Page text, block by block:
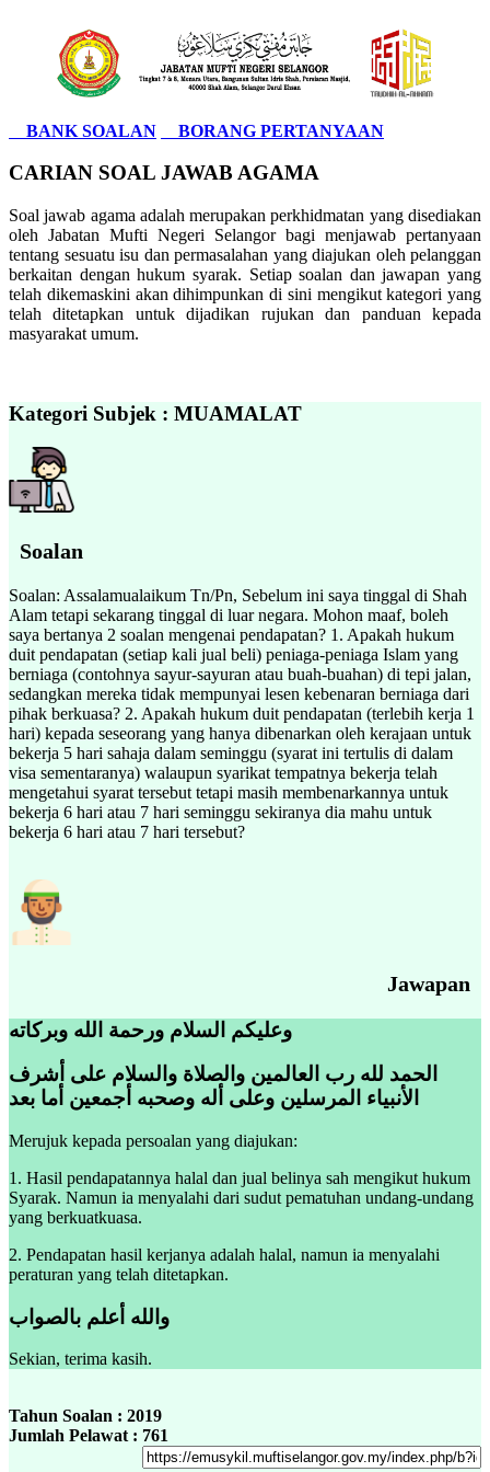
BANK SOALAN BORANG PERTANYAAN
CARIAN SOAL JAWAB AGAMA
Soal jawab agama adalah merupakan perkhidmatan yang disediakan
oleh Jabatan Mufti Negeri Selangor bagi menjawab pertanyaan
tentang sesuatu isu dan permasalahan yang diajukan oleh pelanggan
berkaitan dengan hukum syarak. Setiap soalan dan jawapan yang
telah dikemaskini akan dihimpunkan di sini mengikut kategori yang
telah ditetapkan untuk dijadikan rujukan dan panduan kepada
masyarakat umum.
Kategori Subjek : MUAMALAT
Soalan
Soalan: Assalamualaikum Tn/Pn, Sebelum ini saya tinggal di Shah
Alam tetapi sekarang tinggal di luar negara. Mohon maaf, boleh
saya bertanya 2 soalan mengenai pendapatan? 1. Apakah hukum
duit pendapatan (setiap kali jual beli) peniaga-peniaga Islam yang
berniaga (contohnya sayur-sayuran atau buah-buahan) di tepi jalan,
sedangkan mereka tidak mempunyai lesen kebenaran berniaga dari
pihak berkuasa? 2. Apakah hukum duit pendapatan (terlebih kerja 1
hari) kepada seseorang yang hanya dibenarkan oleh kerajaan untuk
bekerja 5 hari sahaja dalam seminggu (syarat ini tertulis di dalam
visa sementaranya) walaupun syarikat tempatnya bekerja telah
mengetahui syarat tersebut tetapi masih membenarkannya untuk
bekerja 6 hari atau 7 hari seminggu sekiranya dia mahu untuk
bekerja 6 hari atau 7 hari tersebut?
Jawapan
الحمد لله رب العالمين والصلاة والسلام على أشرف
الأنبياء المرسلين وعلى أله وصحبه أجمعين أما بعد
Merujuk kepada persoalan yang diajukan:
1. Hasil pendapatannya halal dan jual belinya sah mengikut hukum
Syarak. Namun ia menyalahi dari sudut pematuhan undang-undang
yang berkuatkuasa.
2. Pendapatan hasil kerjanya adalah halal, namun ia menyalahi
peraturan yang telah ditetapkan.
والله أعلم بالصواب
Sekian, terima kasih.
Tahun Soalan : 2019
Jumlah Pelawat : 761